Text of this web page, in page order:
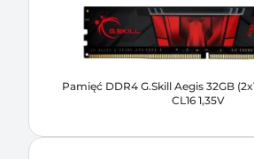
Pamięć DDR4 G.Skill Aegis 32GB
CL16 1,35V